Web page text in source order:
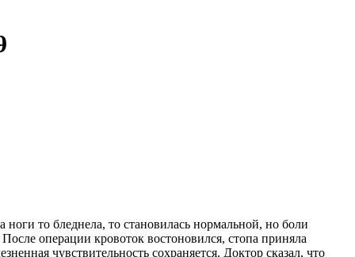
то бледнела, то становилась нормальной, но боли
операции кровоток востоновился, стопа приняла
чувствительность сохраняется. Доктор сказал, что